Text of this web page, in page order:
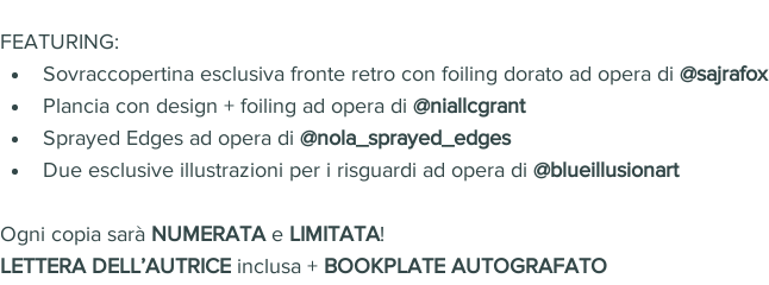
FEATURING:
Sovraccopertina esclusiva fronte retro con foiling dorato ad opera di @sajrafox
Plancia con design + foiling ad opera di @niallcgrant
Sprayed Edges ad opera di @nola_sprayed_edges
Due esclusive illustrazioni per i risguardi ad opera di @blueillusionart
Ogni copia sarà NUMERATA e LIMITATA!
LETTERA DELL’AUTRICE inclusa + BOOKPLATE AUTOGRAFATO